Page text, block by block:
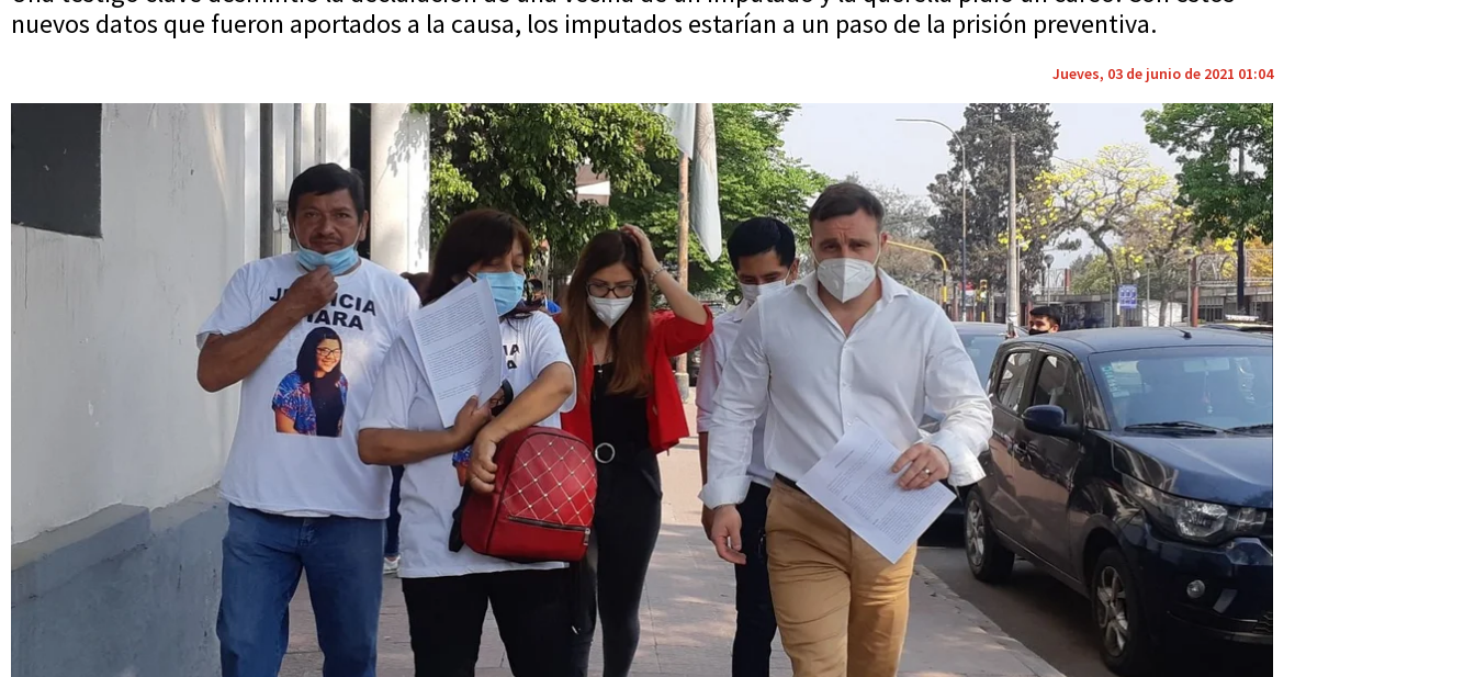
nuevos datos que fueron aportados a la causa, los imputados estarían a un paso de la prisión preventiva.
Jueves, 03 de junio de 2021 01:04